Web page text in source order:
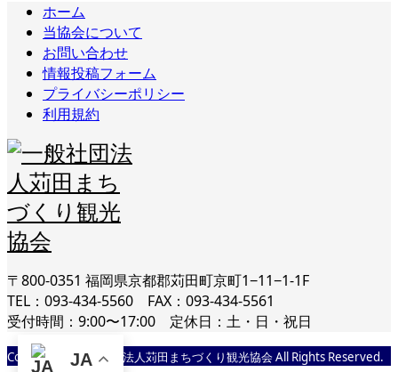
ホーム
当協会について
お問い合わせ
情報投稿フォーム
プライバシーポリシー
利用規約
〒800-0351 福岡県京都郡苅田町京町1−11−1-1F
TEL：093-434-5560 FAX：093-434-5561
受付時間：9:00〜17:00 定休日：土・日・祝日
Copyright © 一般社団法人苅田まちづくり観光協会 All Rights Reserved.
JA